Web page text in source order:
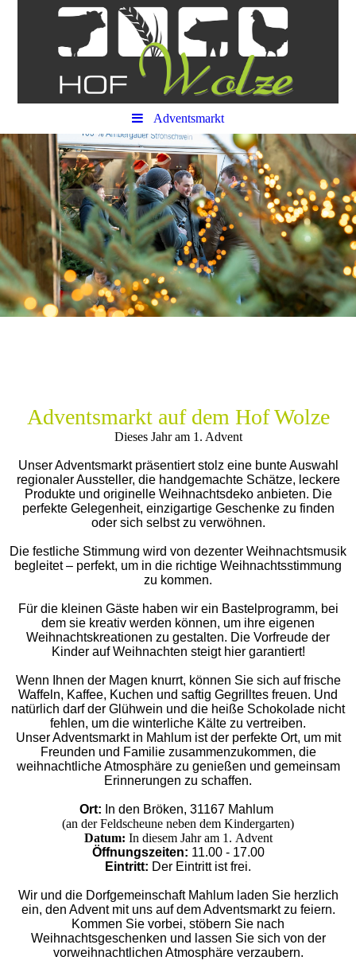
Adventsmarkt
Adventsmarkt auf dem Hof Wolze
Dieses Jahr am 1. Advent
Unser Adventsmarkt präsentiert stolz eine bunte Auswahl
regionaler Aussteller, die handgemachte Schätze, leckere
Produkte und originelle Weihnachtsdeko anbieten. Die
perfekte Gelegenheit, einzigartige Geschenke zu finden
oder sich selbst zu verwöhnen.
Die festliche Stimmung wird von dezenter Weihnachtsmusik
begleitet – perfekt, um in die richtige Weihnachtsstimmung
zu kommen.
Für die kleinen Gäste haben wir ein Bastelprogramm, bei
dem sie kreativ werden können, um ihre eigenen
Weihnachtskreationen zu gestalten. Die Vorfreude der
Kinder auf Weihnachten steigt hier garantiert!
Wenn Ihnen der Magen knurrt, können Sie sich auf frische
Waffeln, Kaffee, Kuchen und saftig Gegrilltes freuen. Und
natürlich darf der Glühwein und die heiße Schokolade nicht
fehlen, um die winterliche Kälte zu vertreiben.
Unser Adventsmarkt in Mahlum ist der perfekte Ort, um mit
Freunden und Familie zusammenzukommen, die
weihnachtliche Atmosphäre zu genießen und gemeinsam
Erinnerungen zu schaffen.
Ort: In den Bröken, 31167 Mahlum
(an der Feldscheune neben dem Kindergarten)
Datum: In diesem Jahr am 1. Advent
Öffnungszeiten: 11.00 - 17.00
Eintritt: Der Eintritt ist frei.
Wir und die Dorfgemeinschaft Mahlum laden Sie herzlich
ein, den Advent mit uns auf dem Adventsmarkt zu feiern.
Kommen Sie vorbei, stöbern Sie nach
Weihnachtsgeschenken und lassen Sie sich von der
vorweihnachtlichen Atmosphäre verzaubern.